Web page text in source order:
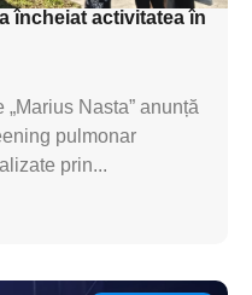
încheiat activitatea în
Nasta” anunță
pulmonar
prin...